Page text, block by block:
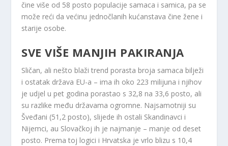
čine više od 58 posto populacije samaca i samica, pa se
može reći da većinu jednočlanih kućanstava čine žene i
starije osobe.
SVE VIŠE MANJIH PAKIRANJA
Sličan, ali nešto blaži trend porasta broja samaca bilježi
i ostatak država EU-a – ima ih oko 223 milijuna i njihov
je udjel u pet godina porastao s 32,8 na 33,6 posto, ali
su razlike među državama ogromne. Najsamotniji su
Šveđani (51,2 posto), slijede ih ostali Skandinavci i
Nijemci, au Slovačkoj ih je najmanje – manje od deset
posto. Prema toj logici i Hrvatska je vrlo blizu s 10,4